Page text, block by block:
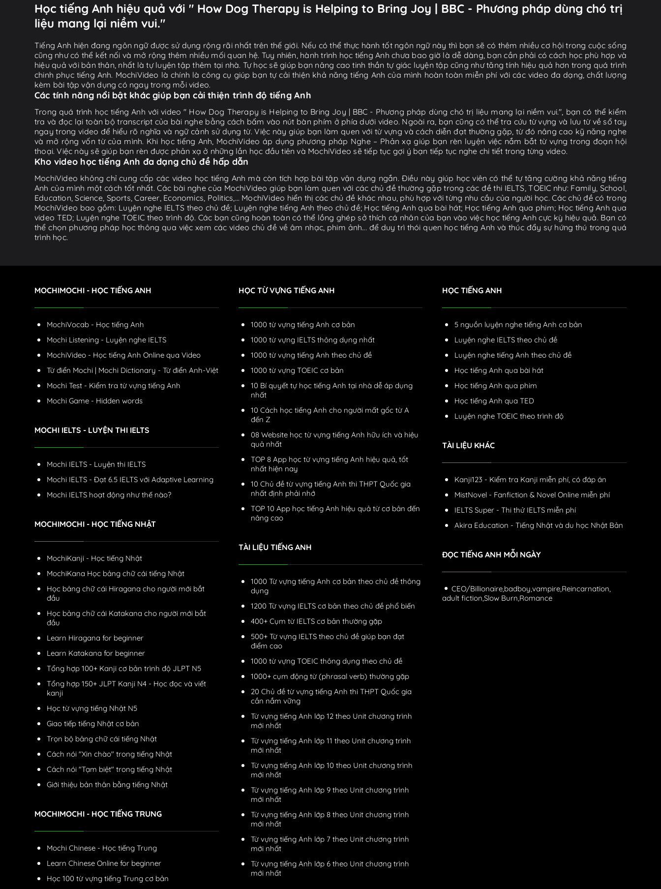
Học tiếng Anh hiệu quả với " How Dog Therapy is Helping to Bring Joy | BBC - Phương pháp dùng chó trị
liệu mang lại niềm vui."
Tiếng Anh hiện đang ngôn ngữ được sử dụng rộng rãi nhất trên thế giới. Nếu có thể thực hành tốt ngôn ngữ này thì bạn sẽ có thêm nhiều cơ hội trong cuộc sống
cũng như có thể kết nối và mở rộng thêm nhiều mối quan hệ. Tuy nhiên, hành trình học tiếng Anh chưa bao giờ là dễ dàng, bạn cần phải có cách học phù hợp và
hiệu quả với bản thân, nhất là tự luyện tập thêm tại nhà. Tự học sẽ giúp bạn nâng cao tinh thần tự giác luyện tập cũng như tăng tính hiệu quả hơn trong quá trình
chinh phục tiếng Anh. MochiVideo là chính là công cụ giúp bạn tự cải thiện khả năng tiếng Anh của mình hoàn toàn miễn phí với các video đa dạng, chất lượng
kèm bài tập vận dụng có ngay trong mỗi video.
Các tính năng nổi bật khác giúp bạn cải thiện trình độ tiếng Anh
Trong quá trình học tiếng Anh với video " How Dog Therapy is Helping to Bring Joy | BBC - Phương pháp dùng chó trị liệu mang lại niềm vui.", bạn có thể kiểm
tra và đọc lại toàn bộ transcript của bài nghe bằng cách bấm vào nút bàn phím ở phía dưới video. Ngoài ra, bạn cũng có thể tra cứu từ vựng và lưu từ về sổ tay
ngay trong video để hiểu rõ nghĩa và ngữ cảnh sử dụng từ. Việc này giúp bạn làm quen với từ vựng và cách diễn đạt thường gặp, từ đó nâng cao kỹ năng nghe
và mở rộng vốn từ của mình. Khi học tiếng Anh, MochiVideo áp dụng phương pháp Nghe – Phản xạ giúp bạn rèn luyện việc nắm bắt từ vựng trong đoạn hội
thoại. Việc này sẽ giúp bạn rèn được phản xạ ở những lần học đầu tiên và MochiVideo sẽ tiếp tục gợi ý bạn tiếp tục nghe chi tiết trong từng video.
Kho video học tiếng Anh đa dạng chủ đề hấp dẫn
MochiVideo không chỉ cung cấp các video học tiếng Anh mà còn tích hợp bài tập vận dụng ngắn. Điều này giúp học viên có thể tự tăng cường khả năng tiếng
Anh của mình một cách tốt nhất. Các bài nghe của MochiVideo giúp bạn làm quen với các chủ đề thường gặp trong các đề thi IELTS, TOEIC như: Family, School,
Education, Science, Sports, Career, Economics, Politics,… MochiVideo hiển thị các chủ đề khác nhau, phù hợp với từng nhu cầu của người học. Các chủ đề có trong
MochiVideo bao gồm: Luyện nghe IELTS theo chủ đề; Luyện nghe tiếng Anh theo chủ đề; Học tiếng Anh qua bài hát; Học tiếng Anh qua phim; Học tiếng Anh qua
video TED; Luyện nghe TOEIC theo trình độ. Các bạn cũng hoàn toàn có thể lồng ghép sở thích cá nhân của bạn vào việc học tiếng Anh cực kỳ hiệu quả. Bạn có
thể chọn phương pháp học thông qua việc xem các video chủ đề về âm nhạc, phim ảnh... để duy trì thói quen học tiếng Anh và thúc đẩy sự hứng thú trong quá
trình học.
MOCHIMOCHI - HỌC TIẾNG ANH
MochiVocab - Học tiếng Anh
Mochi Listening - Luyện nghe IELTS
MochiVideo - Học tiếng Anh Online qua Video
Từ điển Mochi | Mochi Dictionary - Từ điển Anh-Việt
Mochi Test - Kiểm tra từ vựng tiếng Anh
Mochi Game - Hidden words
MOCHI IELTS - LUYỆN THI IELTS
Mochi IELTS - Luyện thi IELTS
Mochi IELTS - Đạt 6.5 IELTS với Adaptive Learning
Mochi IELTS hoạt động như thế nào?
MOCHIMOCHI - HỌC TIẾNG NHẬT
MochiKanji - Học tiếng Nhật
MochiKana Học bảng chữ cái tiếng Nhật
Học bảng chữ cái Hiragana cho người mới bắt
đầu
Học bảng chữ cái Katakana cho người mới bắt
đầu
Learn Hiragana for beginner
Learn Katakana for beginner
Tổng hợp 100+ Kanji cơ bản trình độ JLPT N5
Tổng hợp 150+ JLPT Kanji N4 - Học đọc và viết
kanji
Học từ vựng tiếng Nhật N5
Giao tiếp tiếng Nhật cơ bản
Trọn bộ bảng chữ cái tiếng Nhật
Cách nói "Xin chào" trong tiếng Nhật
Cách nói "Tạm biệt" trong tiếng Nhật
Giới thiệu bản thân bằng tiếng Nhật
MOCHIMOCHI - HỌC TIẾNG TRUNG
Mochi Chinese - Học tiếng Trung
Learn Chinese Online for beginner
Học 100 từ vựng tiếng Trung cơ bản
HỌC TỪ VỰNG TIẾNG ANH
1000 từ vựng tiếng Anh cơ bản
1000 từ vựng IELTS thông dụng nhất
1000 từ vựng tiếng Anh theo chủ đề
1000 từ vựng TOEIC cơ bản
10 Bí quyết tự học tiếng Anh tại nhà dễ áp dụng
nhất
10 Cách học tiếng Anh cho người mất gốc từ A
đến Z
08 Website học từ vựng tiếng Anh hữu ích và hiệu
quả nhất
TOP 8 App học từ vựng tiếng Anh hiệu quả, tốt
nhất hiện nay
10 Chủ đề từ vựng tiếng Anh thi THPT Quốc gia
nhất định phải nhớ
TOP 10 App học tiếng Anh hiệu quả từ cơ bản đến
nâng cao
TÀI LIỆU TIẾNG ANH
1000 Từ vựng tiếng Anh cơ bản theo chủ đề thông
dụng
1200 Từ vựng IELTS cơ bản theo chủ đề phổ biến
400+ Cụm từ IELTS cơ bản thường gặp
500+ Từ vựng IELTS theo chủ đề giúp bạn đạt
điểm cao
1000 từ vựng TOEIC thông dụng theo chủ đề
1000+ cụm động từ (phrasal verb) thường gặp
20 Chủ đề từ vựng tiếng Anh thi THPT Quốc gia
cần nắm vững
Từ vựng tiếng Anh lớp 12 theo Unit chương trình
mới nhất
Từ vựng tiếng Anh lớp 11 theo Unit chương trình
mới nhất
Từ vựng tiếng Anh lớp 10 theo Unit chương trình
mới nhất
Từ vựng tiếng Anh lớp 9 theo Unit chương trình
mới nhất
Từ vựng tiếng Anh lớp 8 theo Unit chương trình
mới nhất
Từ vựng tiếng Anh lớp 7 theo Unit chương trình
mới nhất
Từ vựng tiếng Anh lớp 6 theo Unit chương trình
mới nhất
HỌC TIẾNG ANH
5 nguồn luyện nghe tiếng Anh cơ bản
Luyện nghe IELTS theo chủ đề
Luyện nghe tiếng Anh theo chủ đề
Học tiếng Anh qua bài hát
Học tiếng Anh qua phim
Học tiếng Anh qua TED
Luyện nghe TOEIC theo trình độ
TÀI LIỆU KHÁC
Kanji123 - Kiểm tra Kanji miễn phí, có đáp án
MistNovel - Fanfiction & Novel Online miễn phí
IELTS Super - Thi thử IELTS miễn phí
Akira Education - Tiếng Nhật và du học Nhật Bản
ĐỌC TIẾNG ANH MỖI NGÀY
CEO/Billionaire,badboy,vampire,Reincarnation,
adult fiction,Slow Burn,Romance